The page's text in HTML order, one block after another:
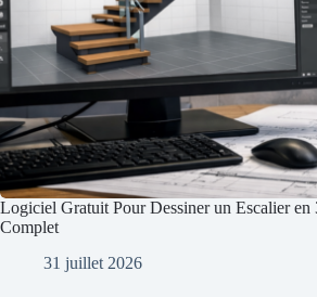
Logiciel Gratuit Pour Dessiner un Escalier
Complet
31 juillet 2026